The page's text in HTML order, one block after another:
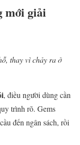
mới giải
thay vì chảy ra ở
, điều người dùng cần
trình rõ. Gems
đến ngân sách, rồi